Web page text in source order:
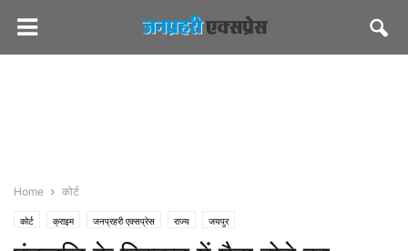
Home कोर्ट
कोर्ट क्राइम जनप्रहरी एक्सप्रेस राज्य जयपुर